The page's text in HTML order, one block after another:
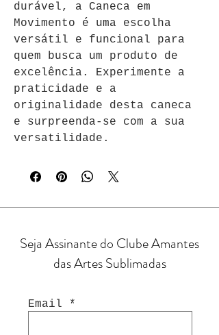
durável, a Caneca em
Movimento é uma escolha
versátil e funcional para
quem busca um produto de
excelência. Experimente a
praticidade e a
originalidade desta caneca
e surpreenda-se com a sua
versatilidade.
Seja Assinante do Clube Amantes
das Artes Sublimadas
Email